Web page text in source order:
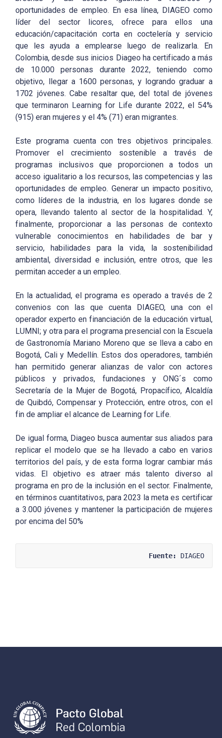
oportunidades de empleo. En esa línea, DIAGEO como
líder del sector licores, ofrece para ellos una
educación/capacitación corta en coctelería y servicio
que les ayuda a emplearse luego de realizarla. En
Colombia, desde sus inicios Diageo ha certificado a más
de 10.000 personas durante 2022, teniendo como
objetivo, llegar a 1600 personas, y logrando graduar a
1702 jóvenes. Cabe resaltar que, del total de jóvenes
que terminaron Learning for Life durante 2022, el 54%
(915) eran mujeres y el 4% (71) eran migrantes.
Este programa cuenta con tres objetivos principales.
Promover el crecimiento sostenible a través de
programas inclusivos que proporcionen a todos un
acceso igualitario a los recursos, las competencias y las
oportunidades de empleo. Generar un impacto positivo,
como líderes de la industria, en los lugares donde se
opera, llevando talento al sector de la hospitalidad. Y,
finalmente, proporcionar a las personas de contexto
vulnerable conocimientos en habilidades de bar y
servicio, habilidades para la vida, la sostenibilidad
ambiental, diversidad e inclusión, entre otros, que les
permitan acceder a un empleo.
En la actualidad, el programa es operado a través de 2
convenios con las que cuenta DIAGEO, una con el
operador experto en financiación de la educación virtual,
LUMNI; y otra para el programa presencial con la Escuela
de Gastronomía Mariano Moreno que se lleva a cabo en
Bogotá, Cali y Medellín. Estos dos operadores, también
han permitido generar alianzas de valor con actores
públicos y privados, fundaciones y ONG´s como
Secretaría de la Mujer de Bogotá, Propacífico, Alcaldía
de Quibdó, Compensar y Protección, entre otros, con el
fin de ampliar el alcance de Learning for Life.
De igual forma, Diageo busca aumentar sus aliados para
replicar el modelo que se ha llevado a cabo en varios
territorios del país, y de esta forma lograr cambiar más
vidas. El objetivo es atraer más talento diverso al
programa en pro de la inclusión en el sector. Finalmente,
en términos cuantitativos, para 2023 la meta es certificar
a 3.000 jóvenes y mantener la participación de mujeres
por encima del 50%
Fuente: DIAGEO